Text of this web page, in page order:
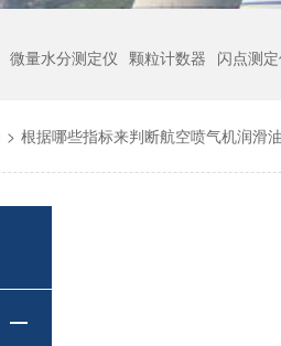
微量水分测定仪 颗粒计数器 闪点测
> 根据哪些指标来判断航空喷气机润滑